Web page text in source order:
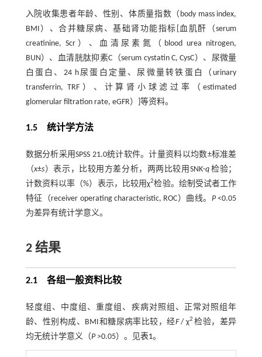
入院收集患者年龄、性别、体质量指数（body mass index,
BMI）、合并糖尿病、基础肾功能指标[血肌酐（serum
creatinine, Scr）、血清尿素氮（blood urea nitrogen,
BUN）、血清胱肽抑素C（serum cystatin C, CysC）、尿微量
白蛋白、24 h尿蛋白定量、尿微量转铁蛋白（urinary
transferrin, TRF）、计算肾小球滤过率（estimated
glomerular filtration rate, eGFR）]等资料。
1.5 统计学方法
数据分析采用SPSS 21.0统计软件。计量资料以均数±标准差
（x±s）表示，比较用方差分析，两两比较用SNK-q检验；
计数资料以率（%）表示，比较用χ2检验。绘制受试者工作
特征（receiver operating characteristic, ROC）曲线。 P<0.05
为差异有统计学意义。
2 结果
2.1 各组一般资料比较
轻度组、中度组、重度组、疾病对照组、正常对照组年
龄、性别构成、BMI和糖尿病率比较，经F/ χ2检验，差异
均无统计学意义（P>0.05）。见表1。